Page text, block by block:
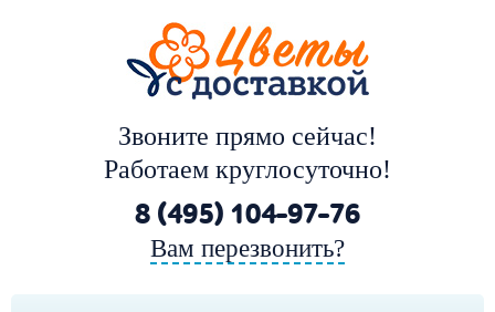
Звоните прямо сейчас!
Работаем круглосуточно!
8 (495) 104-97-76
Вам перезвонить?